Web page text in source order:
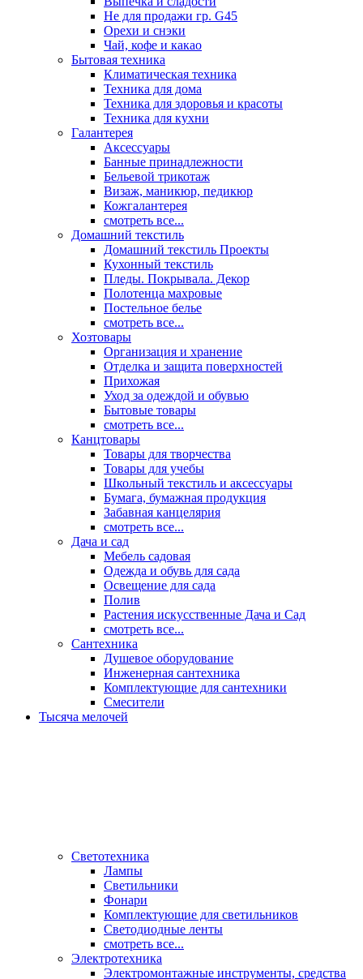
Не для продажи гр. G45
Орехи и снэки
Чай, кофе и какао
Бытовая техника
Климатическая техника
Техника для дома
Техника для здоровья и красоты
Техника для кухни
Галантерея
Аксессуары
Банные принадлежности
Бельевой трикотаж
Визаж, маникюр, педикюр
Кожгалантерея
смотреть все...
Домашний текстиль
Домашний текстиль Проекты
Кухонный текстиль
Пледы. Покрывала. Декор
Полотенца махровые
Постельное белье
смотреть все...
Хозтовары
Организация и хранение
Отделка и защита поверхностей
Прихожая
Уход за одеждой и обувью
Бытовые товары
смотреть все...
Канцтовары
Товары для творчества
Товары для учебы
Школьный текстиль и аксессуары
Бумага, бумажная продукция
Забавная канцелярия
смотреть все...
Дача и сад
Мебель садовая
Одежда и обувь для сада
Освещение для сада
Полив
Растения искусственные Дача и Сад
смотреть все...
Сантехника
Душевое оборудование
Инженерная сантехника
Комплектующие для сантехники
Смесители
Тысяча мелочей
Светотехника
Лампы
Светильники
Фонари
Комплектующие для светильников
Светодиодные ленты
смотреть все...
Электротехника
Электромонтажные инструменты, средства